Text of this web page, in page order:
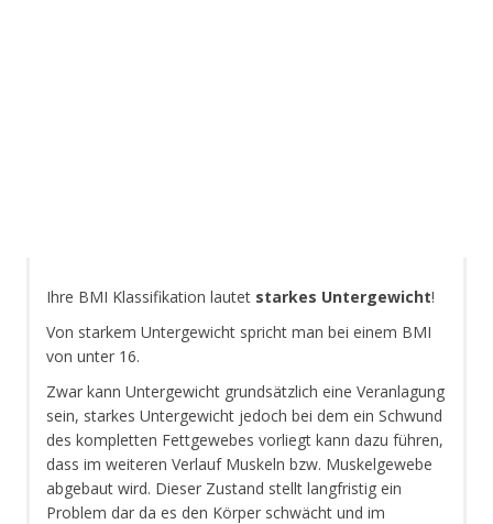
Ihre BMI Klassifikation lautet starkes Untergewicht!
Von starkem Untergewicht spricht man bei einem BMI
von unter 16.
Zwar kann Untergewicht grundsätzlich eine Veranlagung
sein, starkes Untergewicht jedoch bei dem ein Schwund
des kompletten Fettgewebes vorliegt kann dazu führen,
dass im weiteren Verlauf Muskeln bzw. Muskelgewebe
abgebaut wird. Dieser Zustand stellt langfristig ein
Problem dar da es den Körper schwächt und im